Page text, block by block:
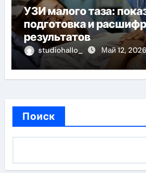
УЗИ малого таза:
подготовка и
результатов
studiohallo_ Май 12, 2026
Поиск